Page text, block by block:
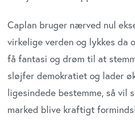
Caplan bruger nærved nul
virkelige verden og lykkes da
få fantasi og drøm til at
sløjfer demokratiet og lader
ligesindede bestemme, så vil
marked blive kraftigt